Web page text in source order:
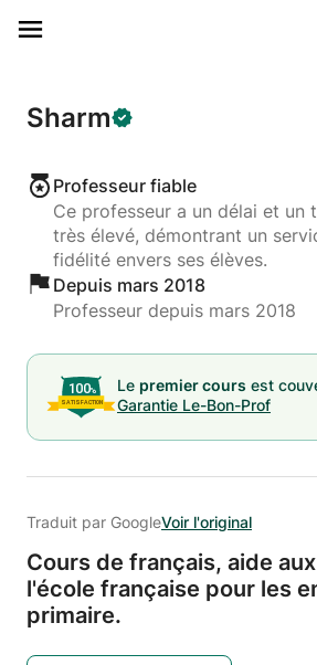
Sharm
Professeur fiable
Ce professeur a un délai et un
très élevé, démontrant un
fidélité envers ses élèves.
Depuis mars 2018
Professeur depuis mars 2018
Le premier cours est
Garantie Le-Bon-Prof
Traduit par GoogleVoir l'original
Cours de français, aide
l'école française pour les
primaire.